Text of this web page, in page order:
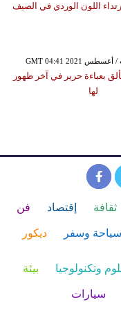
اللون الوردي في الصيف
بعباءة حرير في آخر ظهور
لها
ثقافة إقتصاد فن
سياحة وسفر ديكور
وتكنولوجيا بيئة
سيارات